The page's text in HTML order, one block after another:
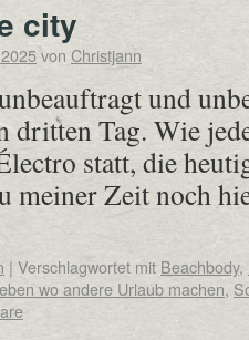
city
von Christjann
und
dritten Tag. Wie
statt, die
meiner Zeit noch
| Verschlagwortet mit Beachbody,
wo andere Urlaub machen,